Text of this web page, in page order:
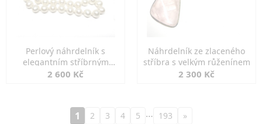
Perlový náhrdelník s
elegantním stříbrným
zapínáním
2 600 Kč
Náhrdelník ze zlaceného
stříbra s velkým růženínem
2 300 Kč
1 2 3 4 5 … 193 »